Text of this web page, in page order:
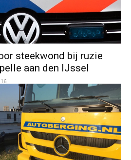
steekwond bij ruzie
aan den IJssel